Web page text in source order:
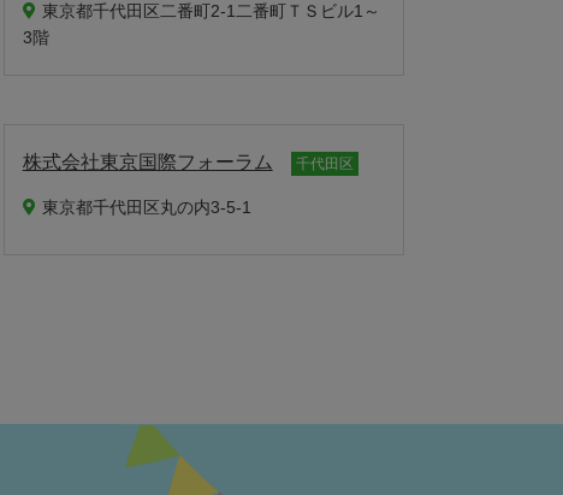
東京都千代田区二番町2-1二番町ＴＳビル1～
3階
株式会社東京国際フォーラム 千代田区
東京都千代田区丸の内3-5-1